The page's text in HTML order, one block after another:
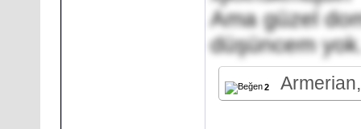
Ama güzel
düşüncem
2